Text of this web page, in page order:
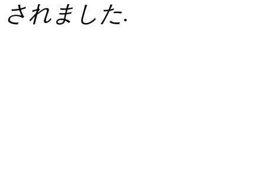
されました.